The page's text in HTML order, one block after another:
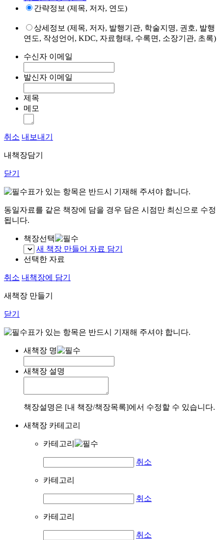
간략정보 (제목, 저자, 연도)
상세정보 (제목, 저자, 발행기관, 학술지명, 권호, 발행
연도, 작성언어, KDC, 자료형태, 수록면, 소장기관, 초록)
수신자 이메일
발신자 이메일
제목
메모
취소 내보내기
내책장담기
닫기
표가 있는 항목은 반드시 기재해 주셔야 합니다.
동일자료를 같은 책장에 담을 경우 담은 시점만 최신으로 수정
됩니다.
책장선택
새 책장 만들어 자료 담기
선택한 자료
취소 내책장에 담기
새책장 만들기
닫기
표가 있는 항목은 반드시 기재해 주셔야 합니다.
새책장 명
새책장 설명
책장설명은 [내 책장/책장목록]에서 수정할 수 있습니다.
새책장 카테고리
카테고리
취소
카테고리
취소
카테고리
취소